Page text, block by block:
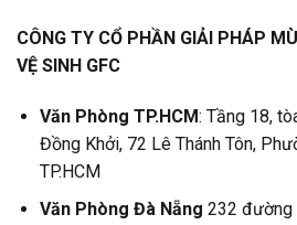
CÔNG TY CỔ PHẦN GIẢI PHÁP
VỆ SINH GFC
Văn Phòng TP.HCM: Tầng 18,
Đồng Khởi, 72 Lê Thánh Tôn,
TP.HCM
Văn Phòng Đà Nẵng 232 đường